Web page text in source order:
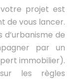
projet est
de vous lancer.
d’urbanisme de
par un
immobilier).
les règles